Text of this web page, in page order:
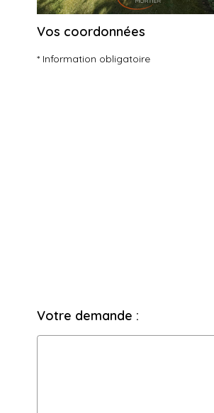
Vos coordonnées
* Information obligatoire
Votre demande :